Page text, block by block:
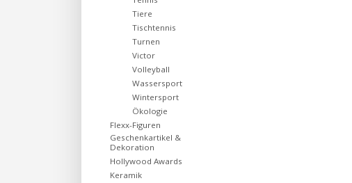
Tiere
Tischtennis
Turnen
Victor
Volleyball
Wassersport
Wintersport
Ökologie
Flexx-Figuren
Geschenkartikel &
Dekoration
Hollywood Awards
Keramik